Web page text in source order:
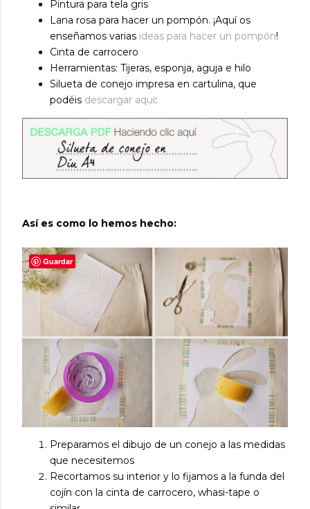
Pintura para tela gris
Lana rosa para hacer un pompón. ¡Aquí os
enseñamos varias ideas para hacer un pompón!
Cinta de carrocero
Herramientas: Tijeras, esponja, aguja e hilo
Silueta de conejo impresa en cartulina, que
podéis descargar aquí:
Así es como lo hemos hecho:
Preparamos el dibujo de un conejo a las medidas
que necesitemos
Recortamos su interior y lo fijamos a la funda del
cojín con la cinta de carrocero, whasi-tape o
Guardar